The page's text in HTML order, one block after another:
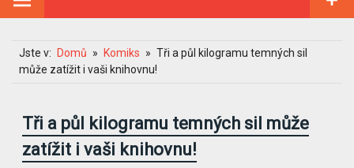
Jste v: Domů Komiks
Tři a půl kilogramu temných sil
může zatížit i vaši knihovnu!
Tři a půl kilogramu temných sil může
zatížit i vaši knihovnu!